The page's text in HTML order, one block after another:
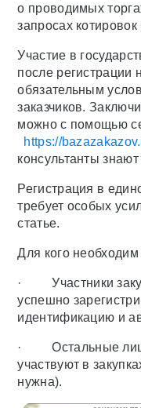
о проводимых
запросах
Участие в
после
обязательным
заказчиков.
можно с помощью
https://
консультанты
Регистрация в
требует особых
статье.
Для кого
· Участники
успешно
идентификацию и
· Остальные лица
участвуют в
нужна).